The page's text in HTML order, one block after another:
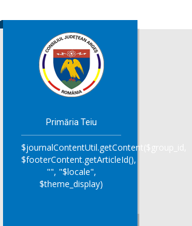
Primăria Teiu
$journalContentUtil.getContent($group_id,
$footerContent.getArticleId(),
"", "$locale",
$theme_display)